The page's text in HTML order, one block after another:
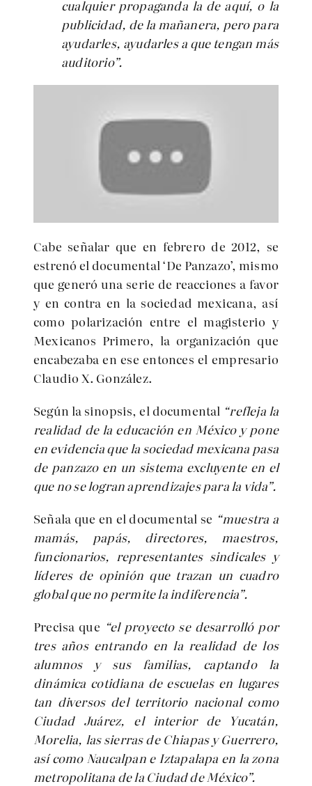
cualquier propaganda la de aquí, o la
publicidad, de la mañanera, pero para
ayudarles, ayudarles a que tengan más
auditorio”.
Cabe señalar que en febrero de 2012, se
estrenó el documental ‘De Panzazo’, mismo
que generó una serie de reacciones a favor
y en contra en la sociedad mexicana, así
como polarización entre el magisterio y
Mexicanos Primero, la organización que
encabezaba en ese entonces el empresario
Claudio X. González.
Según la sinopsis, el documental “refleja la
realidad de la educación en México y pone
en evidencia que la sociedad mexicana pasa
de panzazo en un sistema excluyente en el
que no se logran aprendizajes para la vida”.
Señala que en el documental se “muestra a
mamás, papás, directores, maestros,
funcionarios, representantes sindicales y
líderes de opinión que trazan un cuadro
global que no permite la indiferencia”.
Precisa que “el proyecto se desarrolló por
tres años entrando en la realidad de los
alumnos y sus familias, captando la
dinámica cotidiana de escuelas en lugares
tan diversos del territorio nacional como
Ciudad Juárez, el interior de Yucatán,
Morelia, las sierras de Chiapas y Guerrero,
así como Naucalpan e Iztapalapa en la zona
metropolitana de la Ciudad de México”.